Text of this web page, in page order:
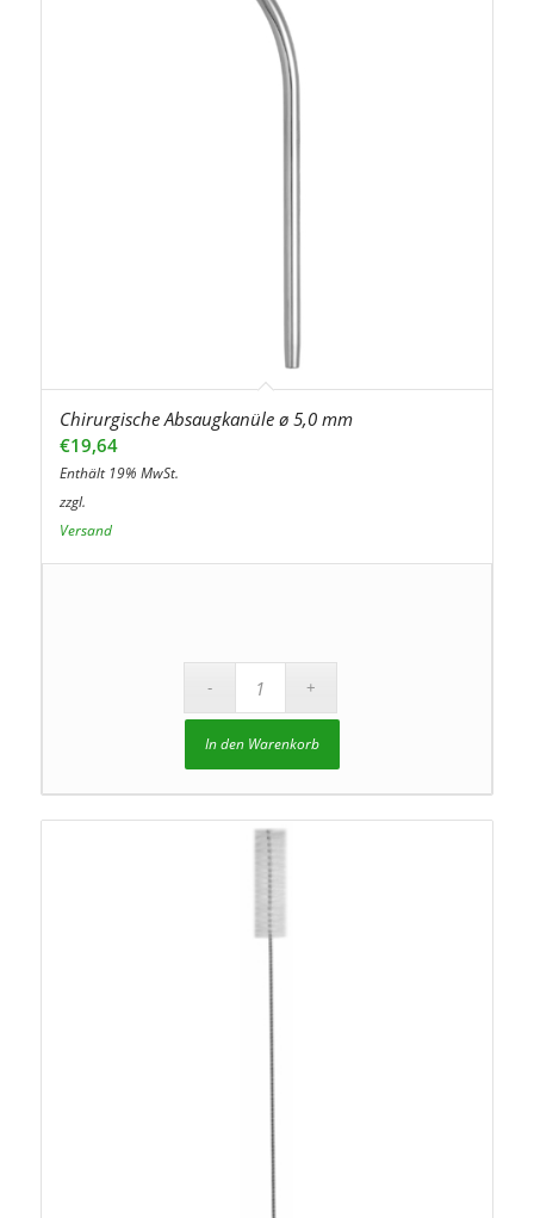
Chirurgische Absaugkanüle ø 5,0 mm
€19,64
Enthält 19% MwSt.
zzgl.
Versand
In den Warenkorb